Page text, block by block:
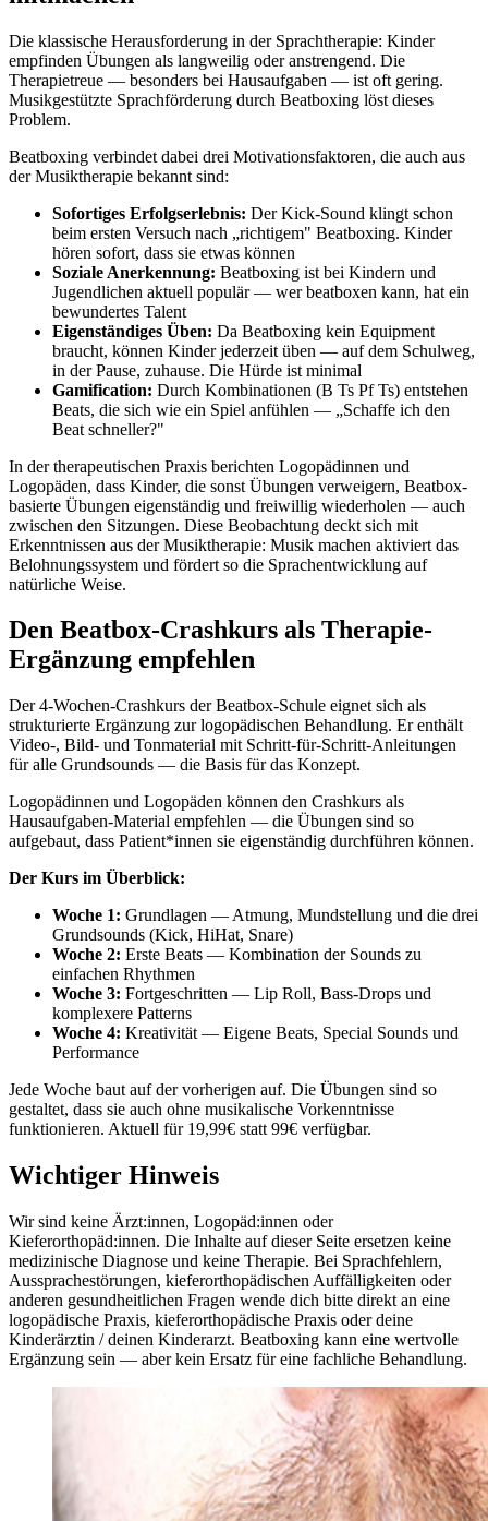
Die klassische Herausforderung in der Sprachtherapie: Kinder
empfinden Übungen als langweilig oder anstrengend. Die
Therapietreue — besonders bei Hausaufgaben — ist oft gering.
Musikgestützte Sprachförderung durch Beatboxing löst dieses
Problem.
Beatboxing verbindet dabei drei Motivationsfaktoren, die auch aus
der Musiktherapie bekannt sind:
Sofortiges Erfolgserlebnis: Der Kick-Sound klingt schon
beim ersten Versuch nach „richtigem" Beatboxing. Kinder
hören sofort, dass sie etwas können
Soziale Anerkennung: Beatboxing ist bei Kindern und
Jugendlichen aktuell populär — wer beatboxen kann, hat ein
bewundertes Talent
Eigenständiges Üben: Da Beatboxing kein Equipment
braucht, können Kinder jederzeit üben — auf dem Schulweg,
in der Pause, zuhause. Die Hürde ist minimal
Gamification: Durch Kombinationen (B Ts Pf Ts) entstehen
Beats, die sich wie ein Spiel anfühlen — „Schaffe ich den
Beat schneller?"
In der therapeutischen Praxis berichten Logopädinnen und
Logopäden, dass Kinder, die sonst Übungen verweigern, Beatbox-
basierte Übungen eigenständig und freiwillig wiederholen — auch
zwischen den Sitzungen. Diese Beobachtung deckt sich mit
Erkenntnissen aus der Musiktherapie: Musik machen aktiviert das
Belohnungssystem und fördert so die Sprachentwicklung auf
natürliche Weise.
Den Beatbox-Crashkurs als Therapie-
Ergänzung empfehlen
Der 4-Wochen-Crashkurs der Beatbox-Schule eignet sich als
strukturierte Ergänzung zur logopädischen Behandlung. Er enthält
Video-, Bild- und Tonmaterial mit Schritt-für-Schritt-Anleitungen
für alle Grundsounds — die Basis für das Konzept.
Logopädinnen und Logopäden können den Crashkurs als
Hausaufgaben-Material empfehlen — die Übungen sind so
aufgebaut, dass Patient*innen sie eigenständig durchführen können.
Der Kurs im Überblick:
Woche 1: Grundlagen — Atmung, Mundstellung und die drei
Grundsounds (Kick, HiHat, Snare)
Woche 2: Erste Beats — Kombination der Sounds zu
einfachen Rhythmen
Woche 3: Fortgeschritten — Lip Roll, Bass-Drops und
komplexere Patterns
Woche 4: Kreativität — Eigene Beats, Special Sounds und
Performance
Jede Woche baut auf der vorherigen auf. Die Übungen sind so
gestaltet, dass sie auch ohne musikalische Vorkenntnisse
funktionieren. Aktuell für 19,99€ statt 99€ verfügbar.
Wichtiger Hinweis
Wir sind keine Ärzt:innen, Logopäd:innen oder
Kieferorthopäd:innen. Die Inhalte auf dieser Seite ersetzen keine
medizinische Diagnose und keine Therapie. Bei Sprachfehlern,
Aussprachestörungen, kieferorthopädischen Auffälligkeiten oder
anderen gesundheitlichen Fragen wende dich bitte direkt an eine
logopädische Praxis, kieferorthopädische Praxis oder deine
Kinderärztin / deinen Kinderarzt. Beatboxing kann eine wertvolle
Ergänzung sein — aber kein Ersatz für eine fachliche Behandlung.